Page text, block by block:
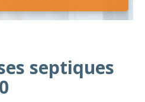
septiques